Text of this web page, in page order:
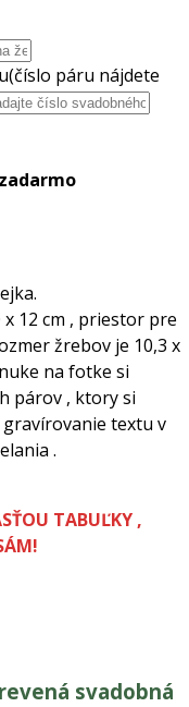
(číslo páru nájdete
12 cm , priestor pre
žrebov je 10,3 x
na fotke si
párov , ktory si
textu v
.
TABUĽKY ,
svadobná